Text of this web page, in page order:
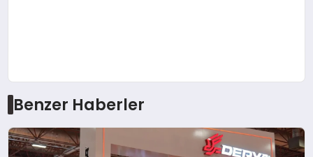
Benzer Haberler